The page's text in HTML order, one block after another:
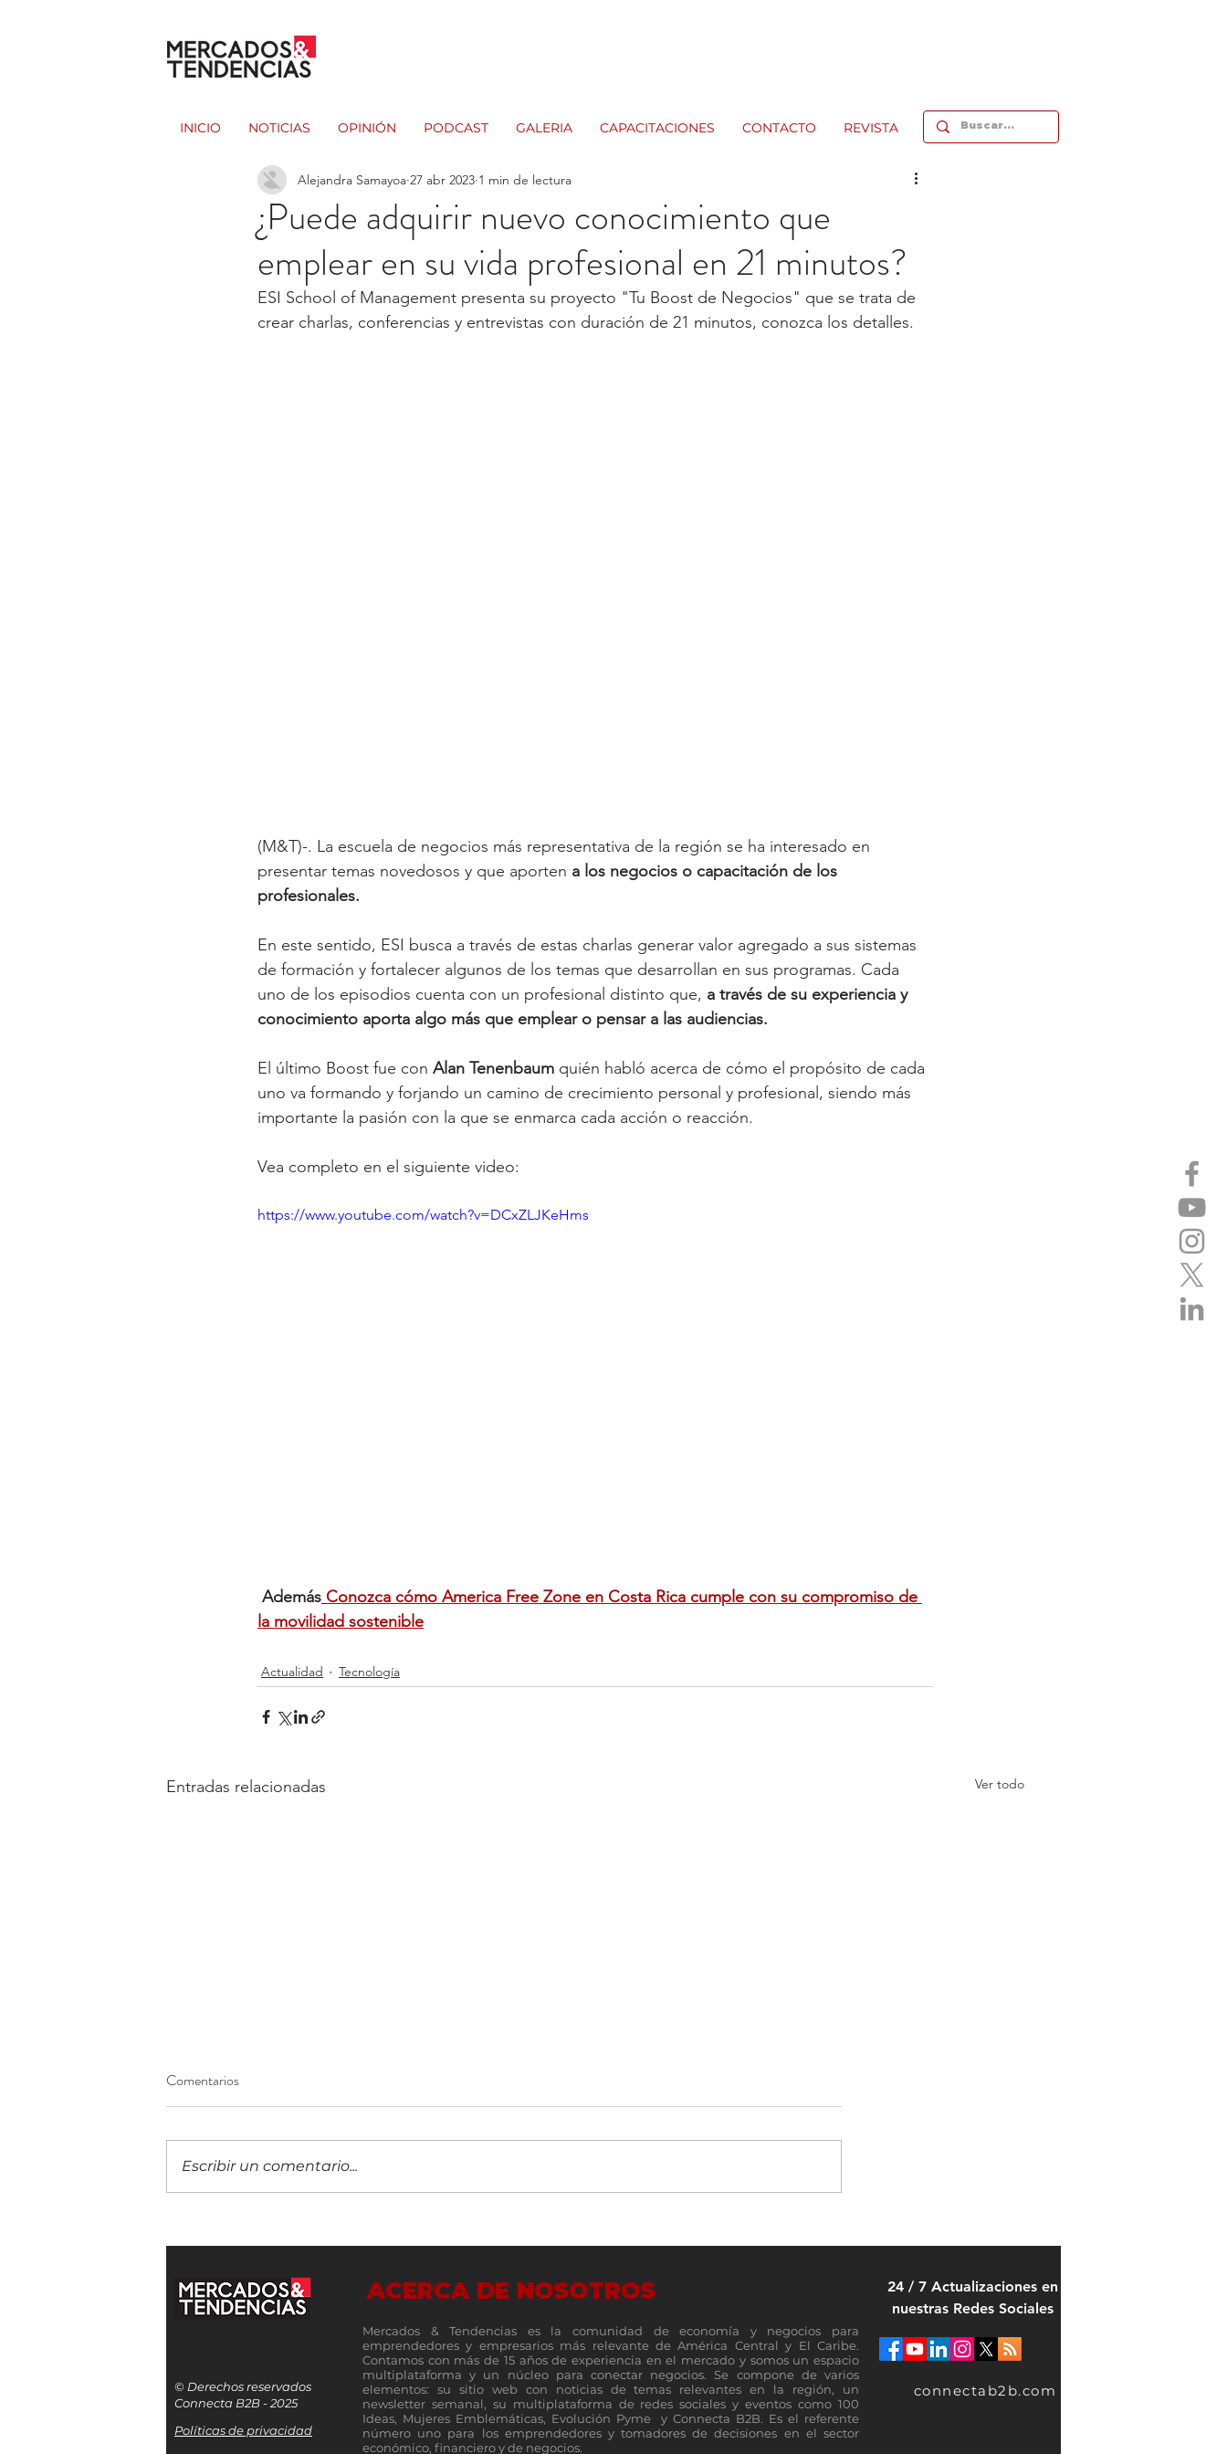
INICIO NOTICIAS OPINIÓN PODCAST GALERIA CAPACITACIONES CONTACTO REVISTA
¿Puede adquirir nuevo conocimiento que
emplear en su vida profesional en 21 minutos?
Alejandra Samayoa 27 abr 2023 1 min de lectura
ESI School of Management presenta su proyecto "Tu Boost de Negocios" que se trata de
crear charlas, conferencias y entrevistas con duración de 21 minutos, conozca los detalles.
(M&T)-. La escuela de negocios más representativa de la región se ha interesado en
presentar temas novedosos y que aporten a los negocios o capacitación de los
profesionales.
En este sentido, ESI busca a través de estas charlas generar valor agregado a sus sistemas
de formación y fortalecer algunos de los temas que desarrollan en sus programas. Cada
uno de los episodios cuenta con un profesional distinto que, a través de su experiencia y
conocimiento aporta algo más que emplear o pensar a las audiencias.
El último Boost fue con Alan Tenenbaum quién habló acerca de cómo el propósito de cada
uno va formando y forjando un camino de crecimiento personal y profesional, siendo más
importante la pasión con la que se enmarca cada acción o reacción.
Vea completo en el siguiente video:
https://www.youtube.com/watch?v=DCxZLJKeHms
Además Conozca cómo America Free Zone en Costa Rica cumple con su compromiso de
la movilidad sostenible
Actualidad Tecnología
Entradas relacionadas Ver todo
financiero! Llega a Guatemala la
IX edición del 5B Digital Summit
familia de plegables Galaxy Z
MSP 501 de la industria de
Comentarios
Escribir un comentario...
© Derechos reservados
Connecta B2B - 2025
Políticas de privacidad
ACERCA DE NOSOTROS
Mercados & Tendencias es la comunidad de economía y negocios para
emprendedores y empresarios más relevante de América Central y El Caribe.
Contamos con más de 15 años de experiencia en el mercado y somos un espacio
multiplataforma y un núcleo para conectar negocios. Se compone de varios
elementos: su sitio web con noticias de temas relevantes en la región, un
newsletter semanal, su multiplataforma de redes sociales y eventos como 100
Ideas, Mujeres Emblemáticas, Evolución Pyme y Connecta B2B. Es el referente
número uno para los emprendedores y tomadores de decisiones en el sector
económico, financiero y de negocios.
24 / 7 Actualizaciones en
nuestras Redes Sociales
connectab2b.com